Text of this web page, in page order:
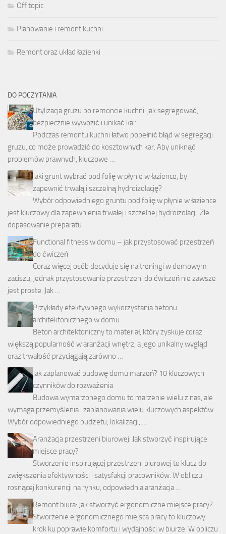
Off topic
Planowanie i remont kuchni
Remont oraz układ łazienki
DO POCZYTANIA
Utylizacja gruzu po remoncie kuchni: jak segregować,
bezpiecznie wywozić i unikać kar
Podczas remontu kuchni łatwo popełnić błąd w segregacji
gruzu, co może prowadzić do kosztownych kar. Aby uniknąć
problemów prawnych, kluczowe …
Jaki grunt wybrać pod folię w płynie w łazience, by
zapewnić trwałą i szczelną hydroizolację?
Wybór odpowiedniego gruntu pod folię w płynie w łazience
jest kluczowy dla zapewnienia trwałej i szczelnej hydroizolacji. Złe
dopasowanie preparatu …
Functional fitness w domu – jak przystosować przestrzeń
do ćwiczeń
Coraz więcej osób decyduje się na treningi w domowym
zaciszu, jednak przystosowanie przestrzeni do ćwiczeń nie zawsze
jest proste. Jak …
Przykłady efektywnego wykorzystania betonu
architektonicznego w domu
Beton architektoniczny to materiał, który zyskuje coraz
większą popularność w aranżacji wnętrz, a jego unikalny wygląd
oraz trwałość przyciągają zarówno …
Jak zaplanować budowę domu marzeń? 10 kluczowych
czynników do rozważenia
Budowa wymarzonego domu to marzenie wielu z nas, ale
wymaga przemyślenia i zaplanowania wielu kluczowych aspektów.
Wybór odpowiedniego budżetu, lokalizacji, …
Aranżacja przestrzeni biurowej: Jak stworzyć inspirujące
miejsce pracy?
Stworzenie inspirującej przestrzeni biurowej to klucz do
zwiększenia efektywności i satysfakcji pracowników. W obliczu
rosnącej konkurencji na rynku, odpowiednia aranżacja …
Remont biura: Jak stworzyć ergonomiczne miejsce pracy?
Stworzenie ergonomicznego miejsca pracy to kluczowy
krok ku poprawie komfortu i wydajności w biurze. W obliczu